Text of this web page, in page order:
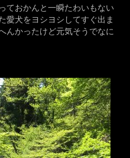
ておかんと一瞬たわいもない
愛犬をヨシヨシしてすぐ出ま
んかったけど元気そうでなに